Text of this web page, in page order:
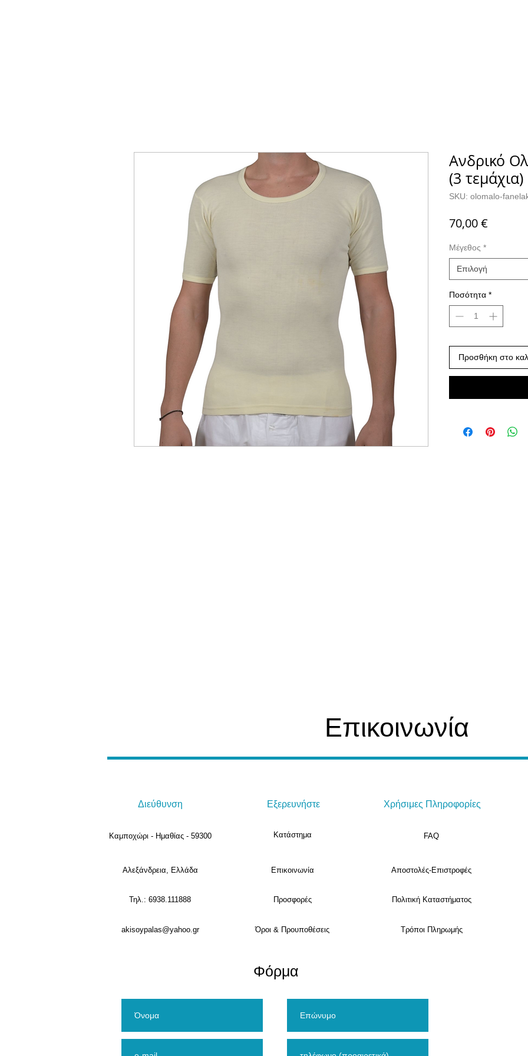
Ανδρικό
(3 τεμάχια)
SKU: olomalo-
70,00 €
Μέγεθος *
Επιλογή
Ποσότητα *
Προσθήκη στο
Επικοινωνία
Διεύθυνση
Καμποχώρι - Ημαθίας - 59300
Αλεξάνδρεια, Ελλάδα
Τηλ.: 6938.111888
akisoypalas@yahoo.gr
Εξερευνήστε
Κατάστημα
Επικοινωνία
Προσφορές
Όροι & Προυποθέσεις
Χρήσιμες Πληροφορίες
FAQ
Αποστολές-Επιστροφές
Πολιτική Καταστήματος
Τρόποι Πληρωμής
​Φόρμα